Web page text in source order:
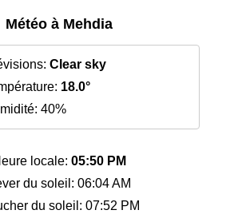
Météo à Mehdia
Clear sky
18.0°
40%
locale: 05:50 PM
du soleil: 06:04 AM
du soleil: 07:52 PM